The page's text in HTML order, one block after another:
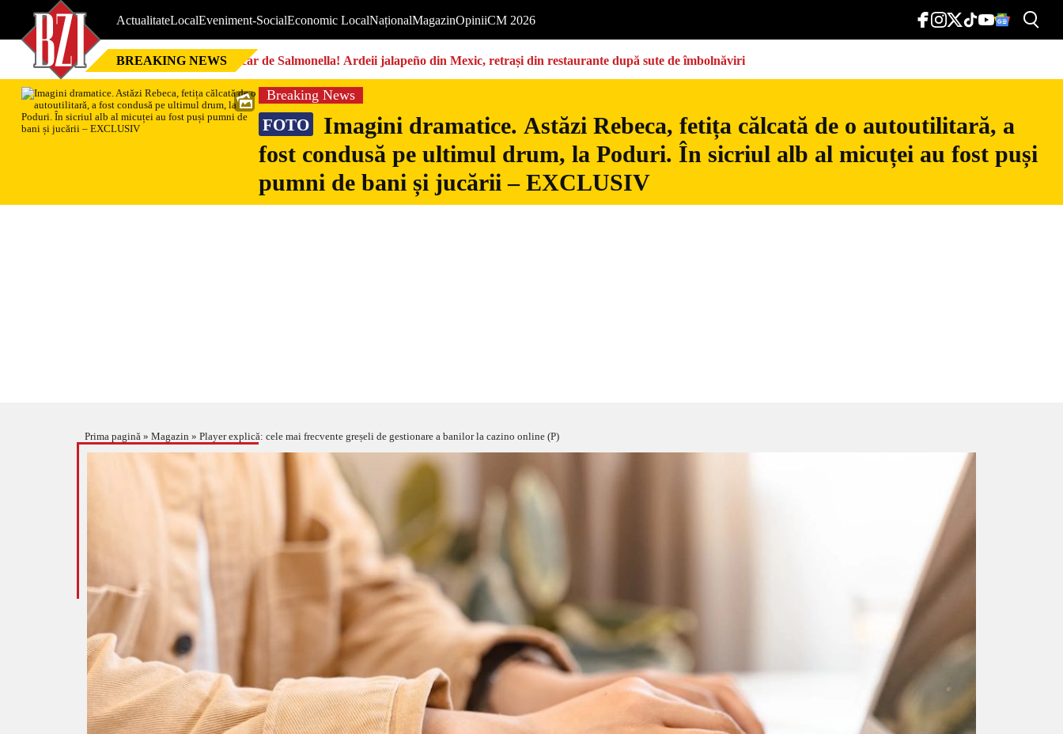
ActualitateLocalEveniment-SocialEconomic LocalNaționalMagazinOpiniiCM 2026
BREAKING NEWS Focar de Salmonella! Ardeii jalapeño din Mexic, retrași din restaurante după sute de îmbolnăviri
Breaking News
FOTO
Imagini dramatice. Astăzi Rebeca, fetița călcată de o autoutilitară, a
fost condusă pe ultimul drum, la Poduri. În sicriul alb al micuței au fost puși
pumni de bani și jucării – EXCLUSIV
Prima pagină » Magazin » Player explică: cele mai frecvente greșeli de gestionare a banilor la cazino online (P)